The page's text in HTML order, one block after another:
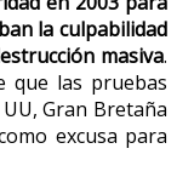
la culpabilidad
masiva.
que las pruebas
Gran Bretaña
excusa para